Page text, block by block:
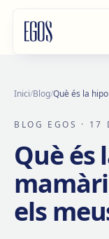
Inici/Blog/Què és la
BLOG EGOS · 17
Què és
els